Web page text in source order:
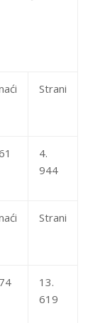
Strani
4.
944
Strani
13.
619